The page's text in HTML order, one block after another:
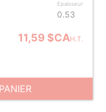
Epaisseur
0.53
11,59 $CAH.T.